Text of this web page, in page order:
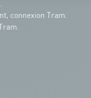
connexion Tram.
by OpenStreetMap, under